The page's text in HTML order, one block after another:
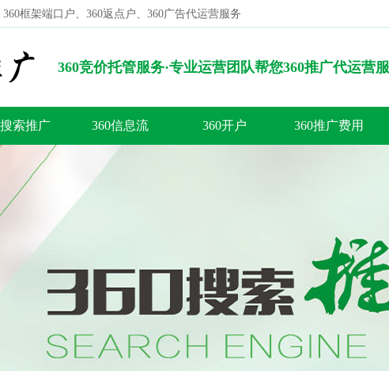
框架端口户、360返点户、360广告代运营服务
360竞价托管服务·专业运营团队帮您360推广代运营
搜索
索推广 360信息流 360开户 360推广费用